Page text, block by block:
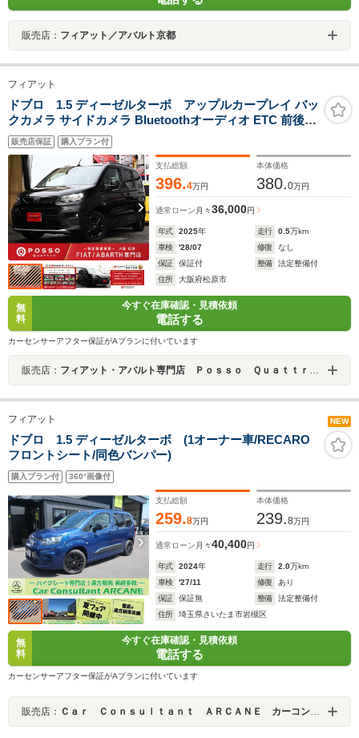
販売店： フィアット／アバルト京都
フィアット
ドブロ 1.5 ディーゼルターボ アップルカープレイ バッ
クカメラ サイドカメラ Bluetoothオーディオ ETC 前後ド
ラレコ レーダークルーズ ブラインドスポットモニター コ
ーナーセンサー スマートキー プッシュスタート 純正AW
LEDヘッド
販売店保証 購入プラン付
支払総額
396.4万円
本体価格
380.0万円
通常ローン 月々36,000円
年式 2025年 走行 0.5万km
車検
'28/07 修復
なし
保証
保証付 整備
法定整備付
住所
大阪府松原市
無
料
今すぐ在庫確認・見積依頼
電話する
カーセンサーアフター保証がAプランに付いています
販売店： フィアット・アバルト専門店 Ｐｏｓｓｏ Ｑｕａｔｔｒｏ （ポッソクワトロ）
フィアット NEW
ドブロ 1.5 ディーゼルターボ (1オーナー車/RECARO
フロントシート/同色バンパー)
購入プラン付 360°画像付
支払総額
259.8万円
本体価格
239.8万円
通常ローン 月々40,400円
年式 2024年 走行 2.0万km
車検
'27/11 修復
あり
保証
保証無 整備
法定整備付
住所
埼玉県さいたま市岩槻区
無
料
今すぐ在庫確認・見積依頼
電話する
カーセンサーアフター保証がAプランに付いています
販売店： Ｃａｒ Ｃｏｎｓｕｌｔａｎｔ ＡＲＣＡＮＥ カーコンサルタントアーケイン